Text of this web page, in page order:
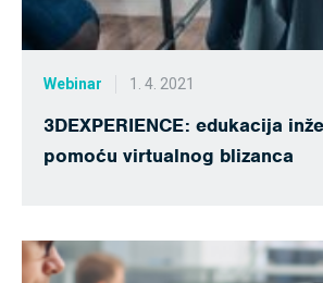
Webinar 1. 4. 2021
3DEXPERIENCE: edukacija
pomoću virtualnog blizanca